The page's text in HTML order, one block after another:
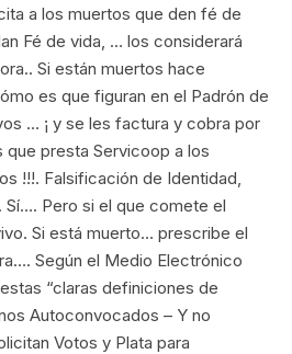
a los muertos que den fé de
Fé de vida, … los considerará
Si están muertos hace
es que figuran en el Padrón de
… ¡ y se les factura y cobra por
que presta Servicoop a los
!!!. Falsificación de Identidad,
Sí…. Pero si el que comete el
Si está muerto… prescribe el
Según el Medio Electrónico
“claras definiciones de
Autoconvocados – Y no
Votos y Plata para